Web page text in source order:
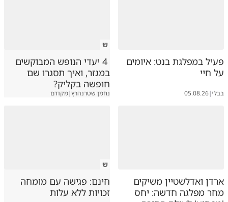
פעיל במפלגת בנט: איומים
על חיי
בבלי|
05.08.26
ש
4 יעדי הנופש המבוקשים
במגזר, ואיך תסגרו שם
חופשה בקליק?
נחמן שטרנהרץ|מקודם
ארדן ואדלשטיין משיקים
מחר מפלגה חדשה: יחס
ש
חינם: פגישה עם מומחה
זכויות ללא עלות